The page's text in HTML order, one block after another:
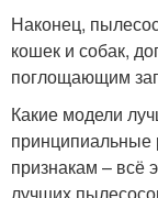
Наконец,
кошек и собак,
поглощающим
Какие модели
принципиальные
признакам – всё